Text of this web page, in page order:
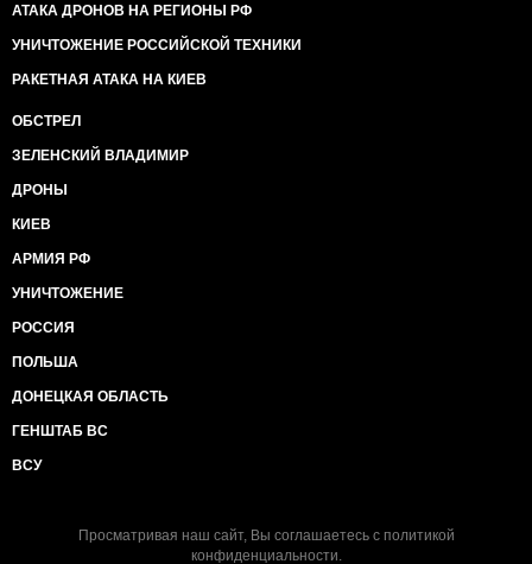
АТАКА ДРОНОВ НА РЕГИОНЫ РФ
УНИЧТОЖЕНИЕ РОССИЙСКОЙ ТЕХНИКИ
РАКЕТНАЯ АТАКА НА КИЕВ
ОБСТРЕЛ
ЗЕЛЕНСКИЙ ВЛАДИМИР
ДРОНЫ
КИЕВ
АРМИЯ РФ
УНИЧТОЖЕНИЕ
РОССИЯ
ПОЛЬША
ДОНЕЦКАЯ ОБЛАСТЬ
ГЕНШТАБ ВС
ВСУ
Просматривая наш сайт, Вы соглашаетесь с политикой
конфиденциальности.